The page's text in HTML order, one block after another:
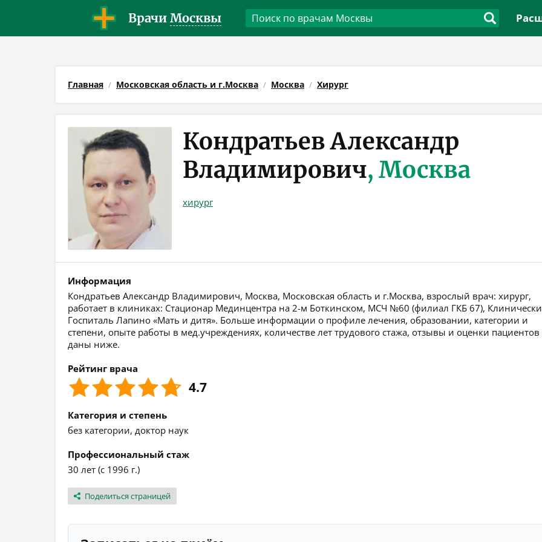
Врачи Москвы
Главная Московская область и г.Москва Москва Хирург
Кондратьев Александр
Владимирович, Москва
хирург
Информация
Кондратьев Александр Владимирович, Москва, Московская область и г.Москва, взрослый врач: хирург,
работает в клиниках: Стационар Мединцентра на 2-м Боткинском, МСЧ №60 (филиал ГКБ 67),
Госпиталь Лапино «Мать и дитя». Больше информации о профиле лечения, образовании, категории и
степени, опыте работы в мед.учреждениях, количестве лет трудового стажа, отзывы и оценки пациентов
даны ниже.
Рейтинг врача
4.7
Категория и степень
без категории, доктор наук
Профессиональный стаж
30 лет (с 1996 г.)
Поделиться страницей